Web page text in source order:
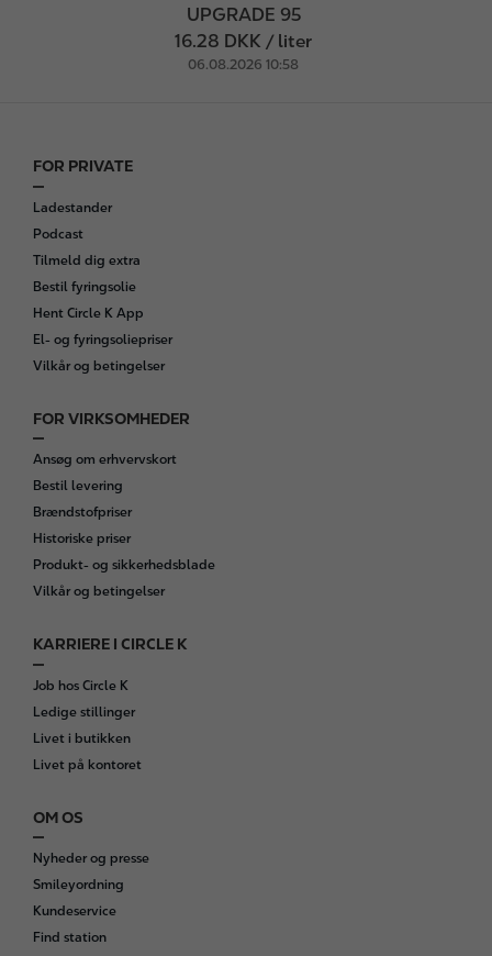
UPGRADE 95
16.28 DKK / liter
06.08.2026 10:58
F
o
o
t
e
r
FOR PRIVATE
Ladestander
Podcast
Tilmeld dig extra
Bestil fyringsolie
Hent Circle K App
El- og fyringsoliepriser
Vilkår og betingelser
FOR VIRKSOMHEDER
Ansøg om erhvervskort
Bestil levering
Brændstofpriser
Historiske priser
Produkt- og sikkerhedsblade
Vilkår og betingelser
KARRIERE I CIRCLE K
Job hos Circle K
Ledige stillinger
Livet i butikken
Livet på kontoret
OM OS
Nyheder og presse
Smileyordning
Kundeservice
Find station